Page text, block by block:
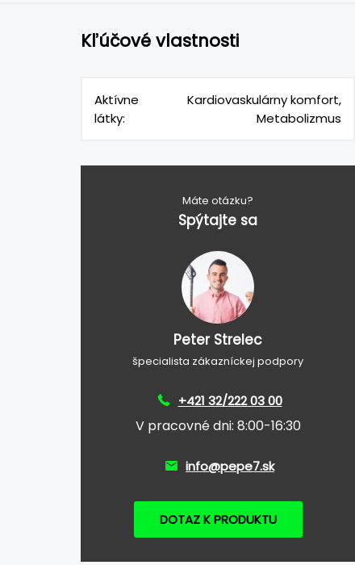
Kľúčové vlastnosti
Aktívne
látky:
Kardiovaskulárny komfort,
Metabolizmus
Máte otázku?
Spýtajte sa
Peter Strelec
špecialista zákazníckej podpory
+421 32/222 03 00
V pracovné dni: 8:00-16:30
info@pepe7.sk
DOTAZ K PRODUKTU